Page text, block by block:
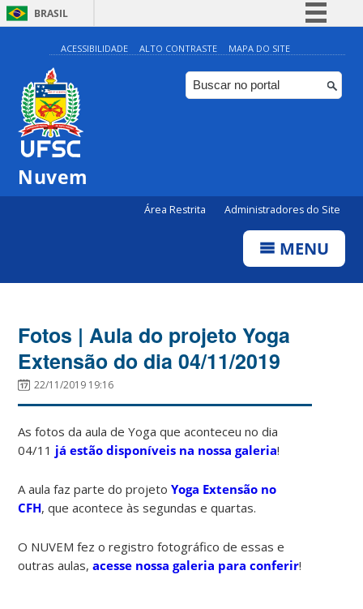
BRASIL
Simplifique!
Comunica BR
Participe
ACESSIBILIDADE ALTO CONTRASTE MAPA DO SITE
Nuvem
Área Restrita Administradores do Site
MENU
Fotos | Aula do projeto Yoga
Extensão do dia 04/11/2019
22/11/2019 19:16
As fotos da aula de Yoga que aconteceu no dia
04/11 já estão disponíveis na nossa galeria!
A aula faz parte do projetoYoga Extensão no
CFH, que acontece às segundas e quartas.
O NUVEM fez o registro fotográfico de essas e
outras aulas,acesse nossa galeria para conferir!